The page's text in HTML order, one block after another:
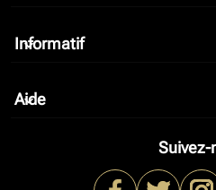
Informatif
keyboard_arrow_down
Aide
keyboard_arrow_down
Suivez-